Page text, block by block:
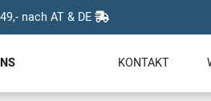
nach AT & DE
KONTAKT